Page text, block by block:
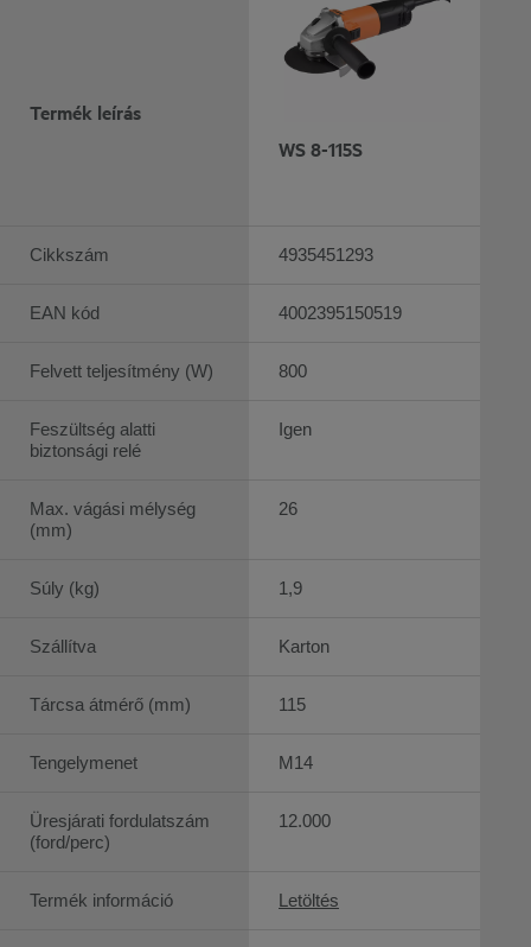
Termék leírás
Cikkszám
EAN kód
Felvett teljesítmény (W)
Feszültség alatti
biztonsági relé
Max. vágási mélység
(mm)
Súly (kg)
Szállítva
Tárcsa átmérő (mm)
Tengelymenet
Üresjárati fordulatszám
(ford/perc)
Termék információ
WS 8-115S
4935451293
4002395150519
800
Igen
26
1,9
Karton
115
M14
12.000
Letöltés